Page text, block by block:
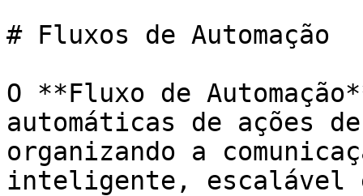
# Fluxos de Automação
O **Fluxo de
automáticas de ações
organizando a
inteligente, escalável